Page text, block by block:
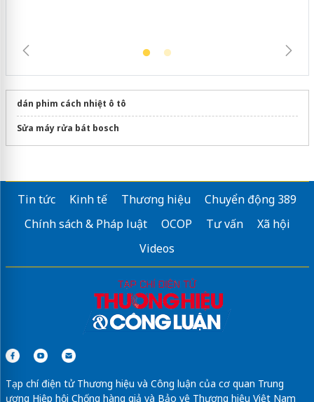
dán phim cách nhiệt ô tô
Sửa máy rửa bát bosch
Tin tức Kinh tế Thương hiệu
Chuyển động 389
Chính sách & Pháp luật
OCOP Tư vấn
Xã hội
Videos
Tạp chí điện tử Thương hiệu và Công luận của cơ quan Trung
ương Hiệp hội Chống hàng giả và Bảo vệ Thương hiệu Việt Nam